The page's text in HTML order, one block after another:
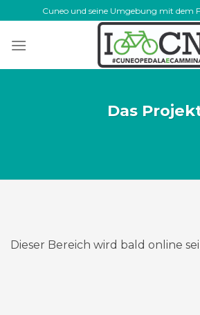
to
content
Cuneo und seine Umgebung mit dem
Das
Dieser Bereich wird bald online